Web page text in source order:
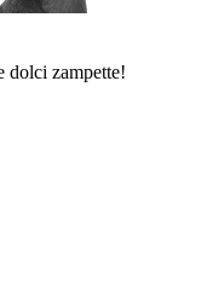
dolci zampette!